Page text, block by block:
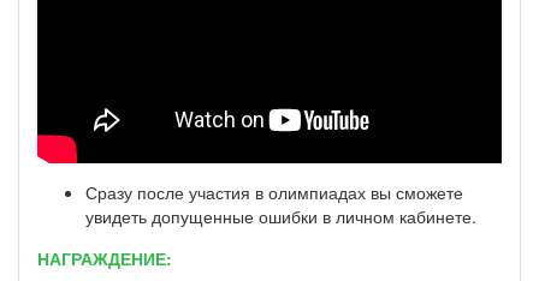
Сразу после участия в олимпиадах вы сможете
увидеть допущенные ошибки в личном кабинете.
НАГРАЖДЕНИЕ: